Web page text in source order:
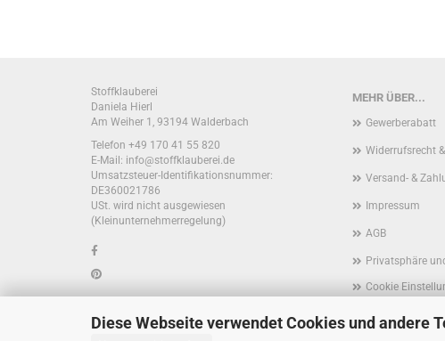
Diese Webseite verwendet Cookies und andere
MEHR ÜBER...
Gewerberabatt
Widerrufsrecht
Versand- &
Impressum
AGB
Privatsphäre
Cookie
Stoffklauberei
Daniela Hierl
Am Weiher 1, 93194 Walderbach
Telefon +49 170 41 55 820
E-Mail: info@stoffklauberei.de
Umsatzsteuer-Identifikationsnummer:
DE360021786
USt. wird nicht ausgewiesen
(Kleinunternehmerregelung)